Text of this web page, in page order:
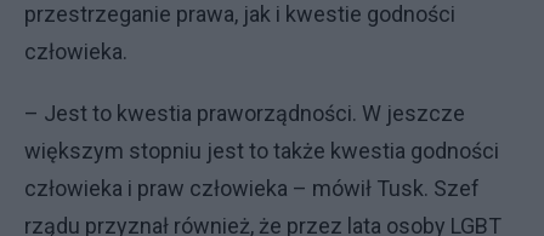
przestrzeganie prawa, jak i kwestie godności
człowieka.
– Jest to kwestia praworządności. W jeszcze
większym stopniu jest to także kwestia godności
człowieka i praw człowieka – mówił Tusk. Szef
rządu przyznał również, że przez lata osoby LGBT